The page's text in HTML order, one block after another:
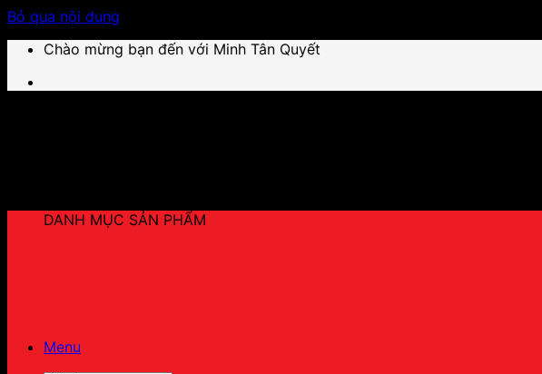
Bỏ qua nội dung
Chào mừng bạn đến với Minh Tân Quyết
Menu
DANH MỤC SẢN PHẨM